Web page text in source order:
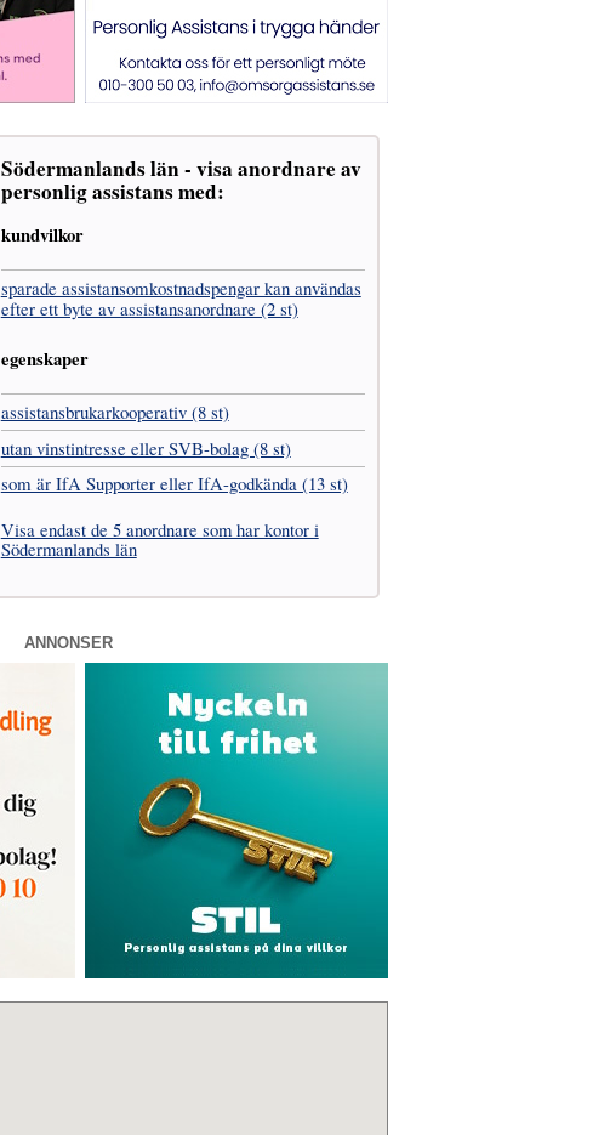
Södermanlands län - visa anordnare av
personlig assistans med:
kundvilkor
sparade assistans­omkostnads­pengar kan användas
efter ett byte av assistans­anordnare (2 st)
egenskaper
assistans­brukar­kooperativ (8 st)
utan vinst­intresse eller SVB-bolag (8 st)
som är IfA Supporter eller IfA-godkända (13 st)
Visa endast de 5 anordnare som har kontor i
Södermanlands län
ANNONSER